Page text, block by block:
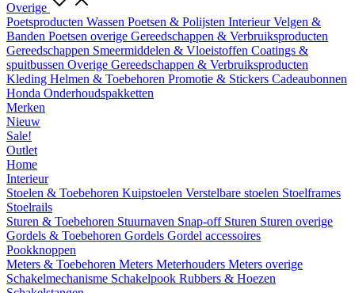
Overige
Poetsproducten Wassen Poetsen & Polijsten InterieurVelgen &
Banden Poetsen overige Gereedschappen & Verbruiksproducten
Gereedschappen Smeermiddelen & Vloeistoffen Coatings &
spuitbussen Overige Gereedschappen & Verbruiksproducten
Kleding Helmen & Toebehoren Promotie & Stickers Cadeaubonnen
Honda Onderhoudspakketten
Merken
Nieuw
Sale!
Outlet
Home
Interieur
Stoelen & Toebehoren Kuipstoelen Verstelbare stoelen Stoelframes
Stoelrails
Sturen & Toebehoren Stuurnaven Snap-off Sturen Sturen overige
Gordels & Toebehoren Gordels Gordel accessoires
Pookknoppen
Meters & Toebehoren Meters Meterhouders Meters overige
Schakelmechanisme Schakelpook Rubbers & Hoezen